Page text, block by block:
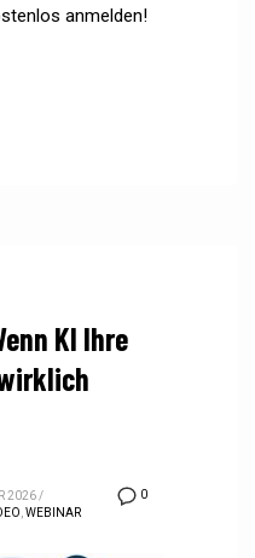
anmelden!
KI Ihre
0
2026/
,WEBINAR